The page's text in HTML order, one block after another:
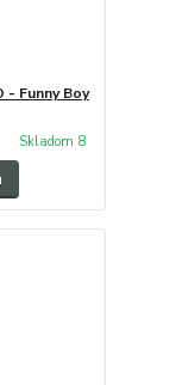
Funny Boy
Skladom 8